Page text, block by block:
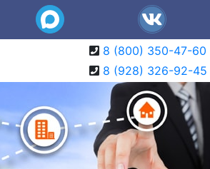
8 (800) 350-47-60
8 (928) 326-92-45